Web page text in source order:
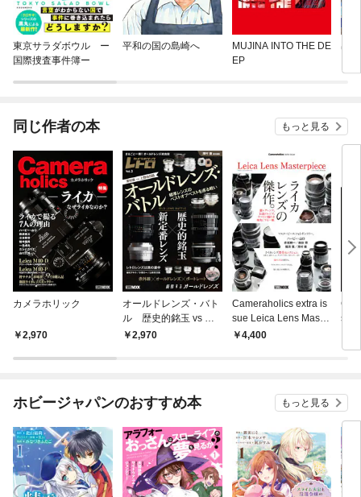
東京サラダボウル ー
国際捜査事件簿ー
平和の国の島崎へ
MUJINA INTO THE DE
EP
出
同じ作者の本 もっと見る
カメラホリック
2,970
オールドレンズ・バト
ル 歴史的銘玉 vs 新
定番レンズ カメラホリ
2,970
Cameraholics extra is
sue Leica Lens Master
piece
4,400
sue
ホビージャパンのおすすめ本 もっと見る